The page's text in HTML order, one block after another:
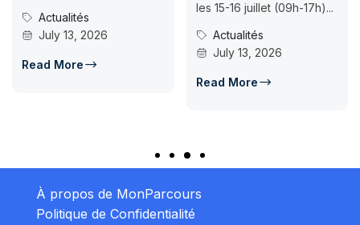
Actualités
July 13, 2026
Read More
les 15-16 juillet (09h-17h)...
Actualités
July 13, 2026
Read More
À propos de MonParcours
Politique de Confidentialité